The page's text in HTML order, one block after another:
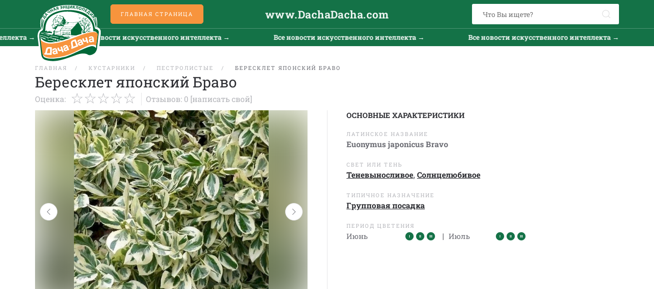
ГЛАВНАЯ СТРАНИЦА www.DachaDacha.com
→ Все новости искусственного интеллекта → Все новости искусственного интеллекта → Все новости искусственного интеллекта →
ГЛАВНАЯ КУСТАРНИКИ ПЕСТРОЛИСТЫЕ БЕРЕСКЛЕТ ЯПОНСКИЙ БРАВО
Бересклет японский Браво
Оценка: Отзывов: 0 [написать свой]
ОСНОВНЫЕ ХАРАКТЕРИСТИКИ
ЛАТИНСКОЕ НАЗВАНИЕ
Euonymus japonicus Bravo
СВЕТ ИЛИ ТЕНЬ
Теневыносливое, Солнцелюбивое
ТИПИЧНОЕ НАЗНАЧЕНИЕ
Групповая посадка
ПЕРИОД ЦВЕТЕНИЯ
Июнь | Июль